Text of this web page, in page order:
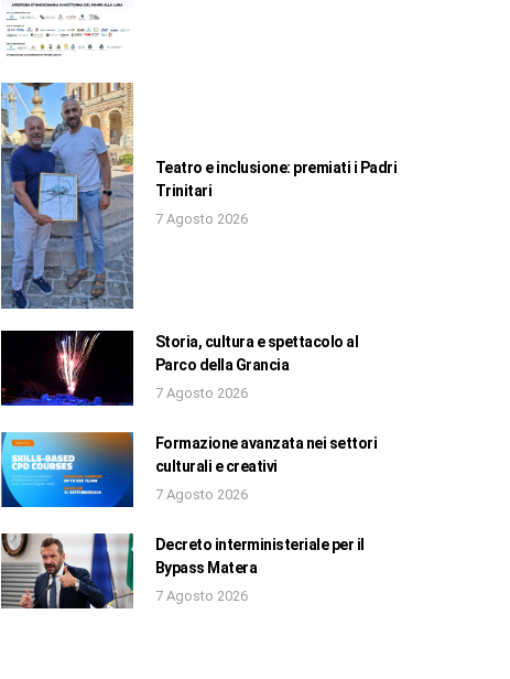
Teatro e inclusione: premiati i Padri
Trinitari
7 Agosto 2026
Storia, cultura e spettacolo al
Parco della Grancia
7 Agosto 2026
Formazione avanzata nei settori
culturali e creativi
7 Agosto 2026
Decreto interministeriale per il
Bypass Matera
7 Agosto 2026